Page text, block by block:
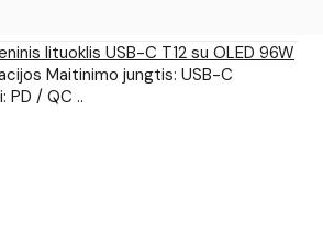
lituoklis USB-C T12 su OLED 96W
Maitinimo jungtis: USB-C
PD / QC ..